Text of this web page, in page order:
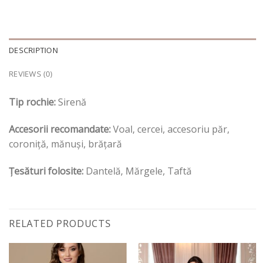
DESCRIPTION
REVIEWS (0)
Tip rochie:Sirenă
Accesorii recomandate:Voal, cercei, accesoriu păr,
coroniță, mănuși, brățară
Țesături folosite: Dantelă, Mărgele, Taftă
RELATED PRODUCTS